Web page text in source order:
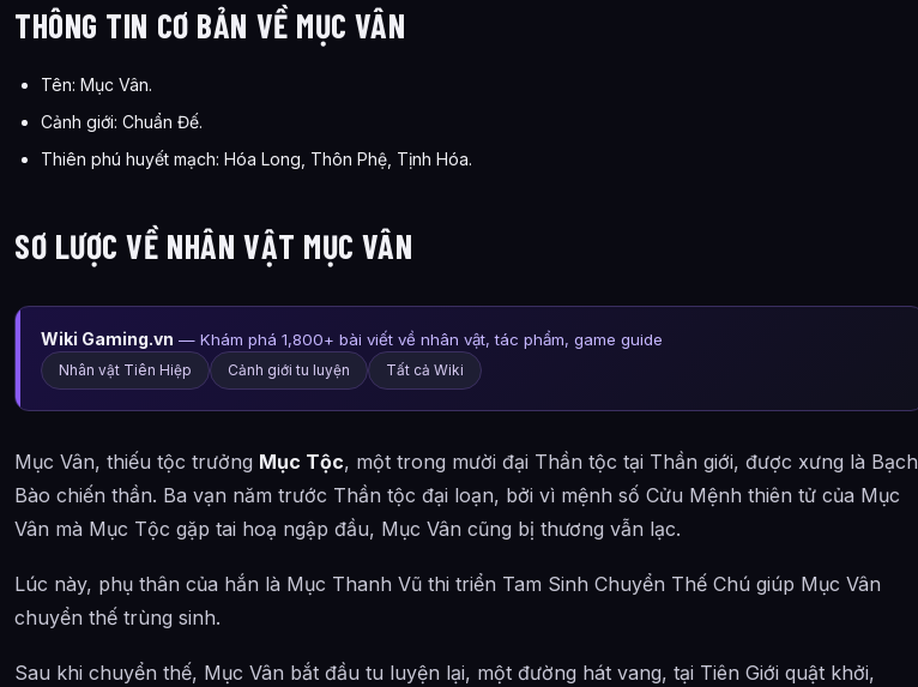
THÔNG TIN CƠ BẢN VỀ MỤC VÂN
Tên: Mục Vân.
Cảnh giới: Chuẩn Đế.
Thiên phú huyết mạch: Hóa Long, Thôn Phệ, Tịnh Hóa.
SƠ LƯỢC VỀ NHÂN VẬT MỤC VÂN
Wiki Gaming.vn — Khám phá 1,800+ bài viết về nhân vật, tác phẩm, game guide
Nhân vật Tiên Hiệp Cảnh giới tu luyện Tất cả Wiki
Mục Vân, thiếu tộc trưởng Mục Tộc, một trong mười đại Thần tộc tại Thần giới, được xưng là Bạch
Bào chiến thần. Ba vạn năm trước Thần tộc đại loạn, bởi vì mệnh số Cửu Mệnh thiên tử của Mục
Vân mà Mục Tộc gặp tai hoạ ngập đầu, Mục Vân cũng bị thương vẫn lạc.
Lúc này, phụ thân của hắn là Mục Thanh Vũ thi triển Tam Sinh Chuyển Thế Chú giúp Mục Vân
chuyển thế trùng sinh.
Sau khi chuyển thế, Mục Vân bắt đầu tu luyện lại, một đường hát vang, tại Tiên Giới quật khởi,